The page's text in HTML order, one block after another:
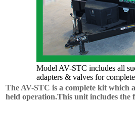
Model AV-STC includes all
adapters & valves for
The AV-STC is a complete kit which
held operation.This unit includes the